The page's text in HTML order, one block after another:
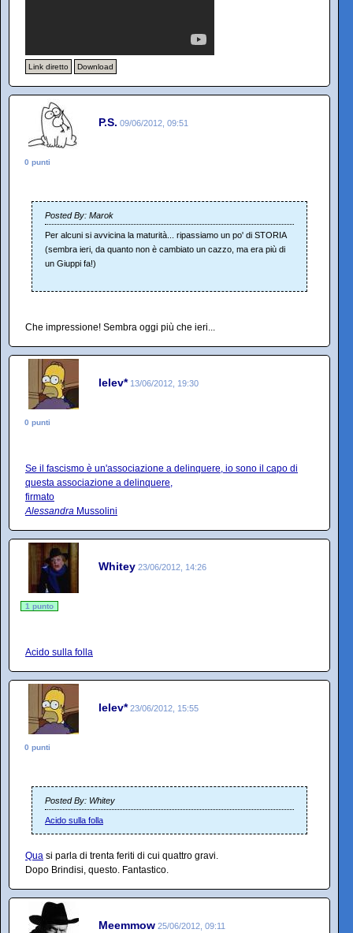
Link diretto Download
P.S. 09/06/2012, 09:51
0 punti
Posted By: Marok
Per alcuni si avvicina la maturità... ripassiamo un po' di STORIA
(sembra ieri, da quanto non è cambiato un cazzo, ma era più di
un Giuppi fa!)
Che impressione! Sembra oggi più che ieri...
lelev* 13/06/2012, 19:30
0 punti
Se il fascismo è un'associazione a delinquere, io sono il capo di
questa associazione a delinquere,
firmato
Alessandra Mussolini
Whitey 23/06/2012, 14:26
1 punto
Acido sulla folla
lelev* 23/06/2012, 15:55
0 punti
Posted By: Whitey
Acido sulla folla
Qua si parla di trenta feriti di cui quattro gravi.
Dopo Brindisi, questo. Fantastico.
Meemmow 25/06/2012, 09:11